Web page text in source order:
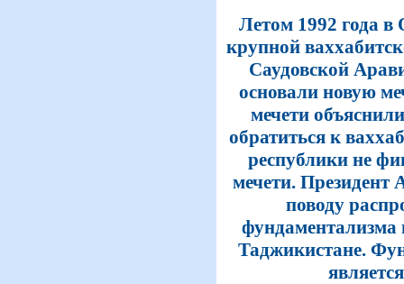
Летом 1992 года в
крупной
Саудовской
основали новую
мечети
обратиться к
республики не
мечети. Президент
поводу
Таджикистане.